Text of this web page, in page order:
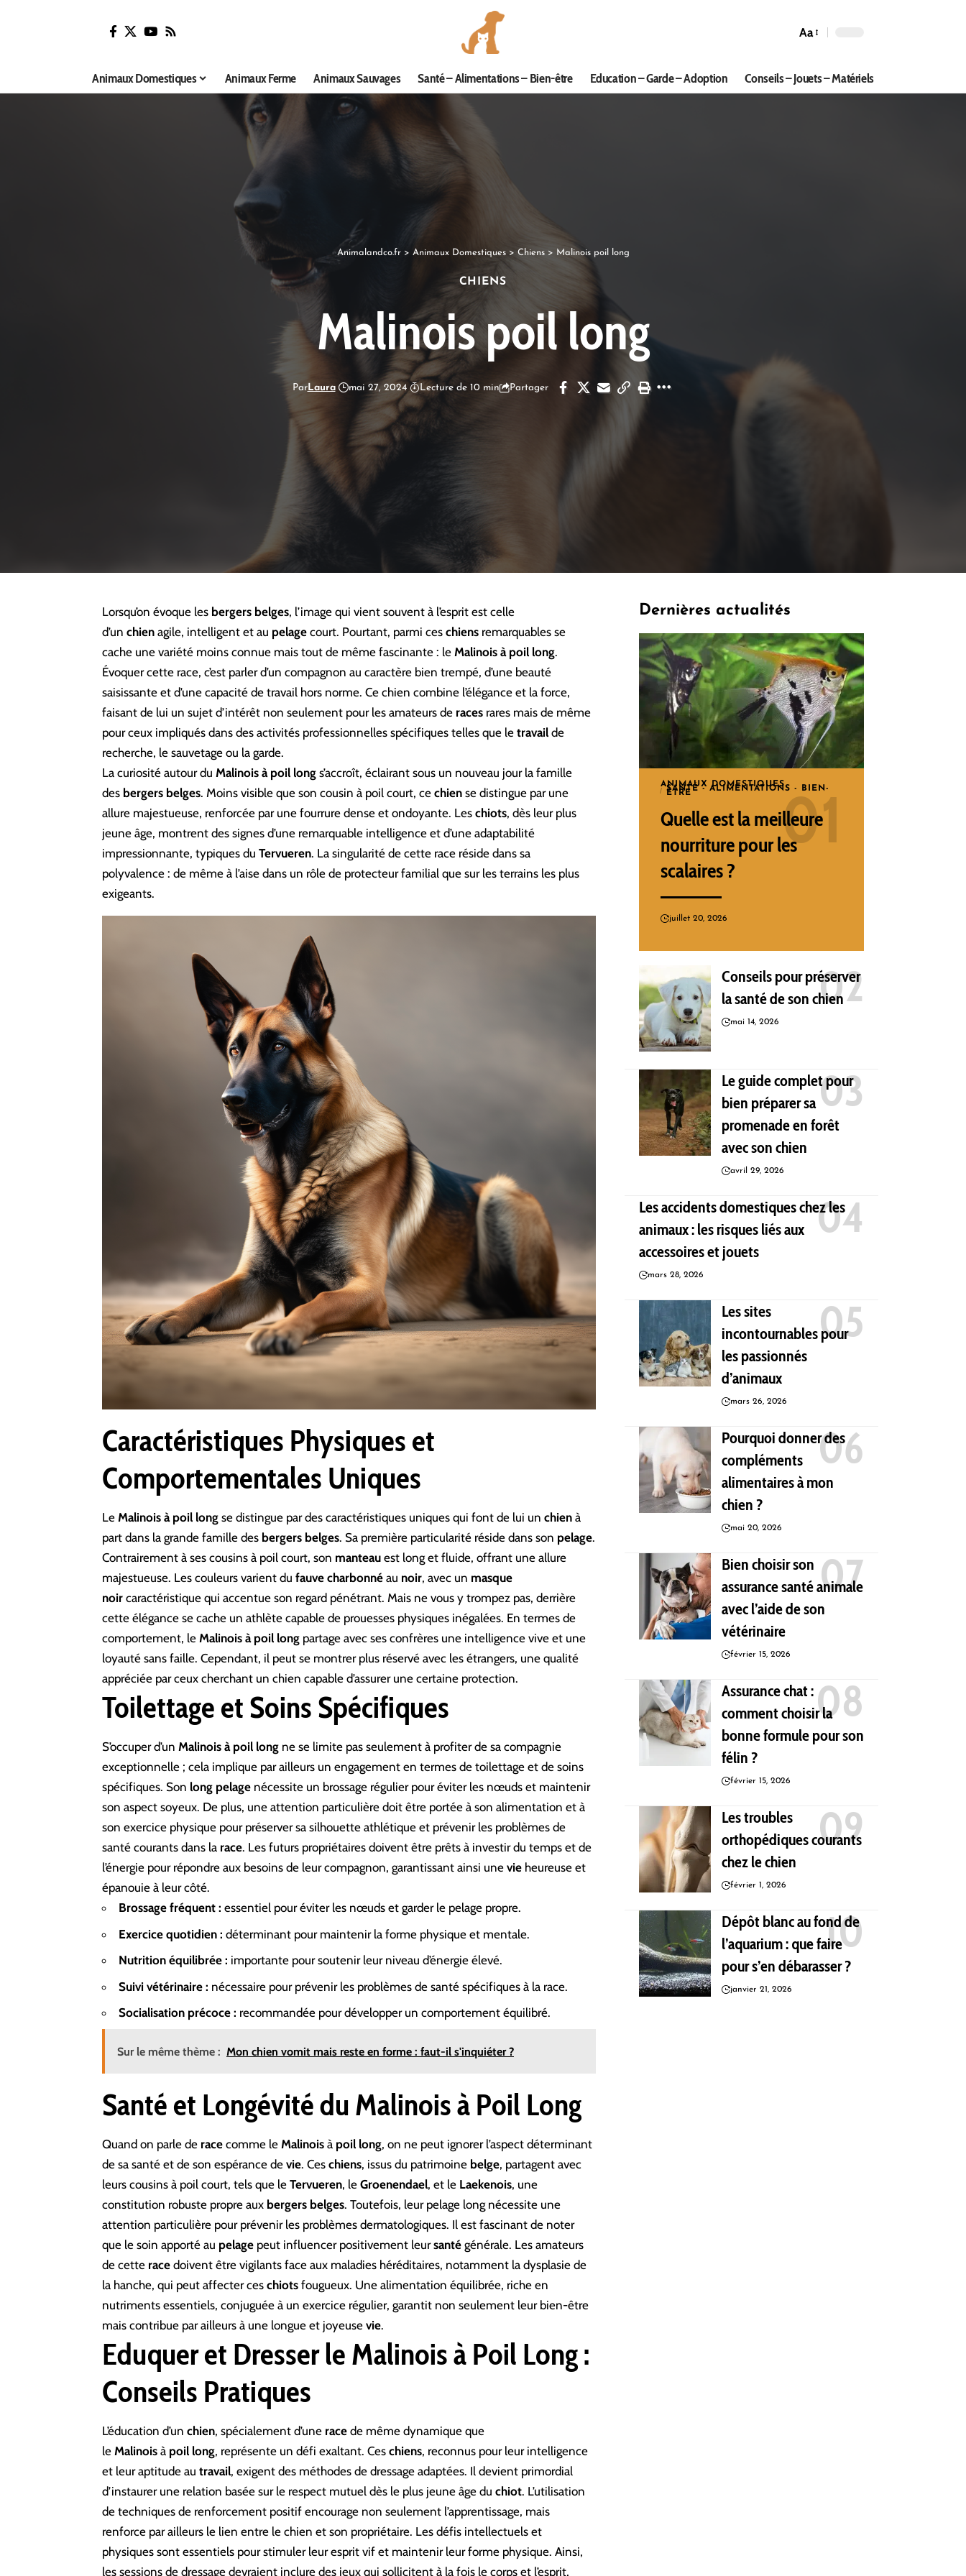
Aa
Animaux Domestiques Animaux Ferme Animaux Sauvages Santé – Alimentations – Bien-être Education – Garde – Adoption Conseils – Jouets – Matériels
Animalandco.fr> Animaux Domestiques> Chiens> Malinois poil long
CHIENS
Malinois poil long
ParLaura mai 27, 2024 Lecture de 10 min Partager
Lorsqu’on évoque les bergers belges, l’image qui vient souvent à l’esprit est celle
d’un chien agile, intelligent et au pelage court. Pourtant, parmi ces chiens remarquables se
cache une variété moins connue mais tout de même fascinante : le Malinois à poil long.
Évoquer cette race, c’est parler d’un compagnon au caractère bien trempé, d’une beauté
saisissante et d’une capacité de travail hors norme. Ce chien combine l’élégance et la force,
faisant de lui un sujet d’intérêt non seulement pour les amateurs de races rares mais de même
pour ceux impliqués dans des activités professionnelles spécifiques telles que le travail de
recherche, le sauvetage ou la garde.
La curiosité autour du Malinois à poil long s’accroît, éclairant sous un nouveau jour la famille
des bergers belges. Moins visible que son cousin à poil court, ce chien se distingue par une
allure majestueuse, renforcée par une fourrure dense et ondoyante. Les chiots, dès leur plus
jeune âge, montrent des signes d’une remarquable intelligence et d’une adaptabilité
impressionnante, typiques du Tervueren. La singularité de cette race réside dans sa
polyvalence : de même à l’aise dans un rôle de protecteur familial que sur les terrains les plus
exigeants.
Caractéristiques Physiques et
Comportementales Uniques
Le Malinois à poil long se distingue par des caractéristiques uniques qui font de lui un chien à
part dans la grande famille des bergers belges. Sa première particularité réside dans son pelage.
Contrairement à ses cousins à poil court, son manteau est long et fluide, offrant une allure
majestueuse. Les couleurs varient du fauve charbonné au noir, avec un masque
noir caractéristique qui accentue son regard pénétrant. Mais ne vous y trompez pas, derrière
cette élégance se cache un athlète capable de prouesses physiques inégalées. En termes de
comportement, le Malinois à poil long partage avec ses confrères une intelligence vive et une
loyauté sans faille. Cependant, il peut se montrer plus réservé avec les étrangers, une qualité
appréciée par ceux cherchant un chien capable d’assurer une certaine protection.
Toilettage et Soins Spécifiques
S’occuper d’un Malinois à poil long ne se limite pas seulement à profiter de sa compagnie
exceptionnelle ; cela implique par ailleurs un engagement en termes de toilettage et de soins
spécifiques. Son long pelage nécessite un brossage régulier pour éviter les nœuds et maintenir
son aspect soyeux. De plus, une attention particulière doit être portée à son alimentation et à
son exercice physique pour préserver sa silhouette athlétique et prévenir les problèmes de
santé courants dans la race. Les futurs propriétaires doivent être prêts à investir du temps et de
l’énergie pour répondre aux besoins de leur compagnon, garantissant ainsi une vie heureuse et
épanouie à leur côté.
Brossage fréquent : essentiel pour éviter les nœuds et garder le pelage propre.
Exercice quotidien : déterminant pour maintenir la forme physique et mentale.
Nutrition équilibrée : importante pour soutenir leur niveau d’énergie élevé.
Suivi vétérinaire : nécessaire pour prévenir les problèmes de santé spécifiques à la race.
Socialisation précoce : recommandée pour développer un comportement équilibré.
Sur le même thème : Mon chien vomit mais reste en forme : faut-il s'inquiéter ?
Santé et Longévité du Malinois à Poil Long
Quand on parle de race comme le Malinois à poil long, on ne peut ignorer l’aspect déterminant
de sa santé et de son espérance de vie. Ces chiens, issus du patrimoine belge, partagent avec
leurs cousins à poil court, tels que le Tervueren, le Groenendael, et le Laekenois, une
constitution robuste propre aux bergers belges. Toutefois, leur pelage long nécessite une
attention particulière pour prévenir les problèmes dermatologiques. Il est fascinant de noter
que le soin apporté au pelage peut influencer positivement leursanté générale. Les amateurs
de cette race doivent être vigilants face aux maladies héréditaires, notamment la dysplasie de
la hanche, qui peut affecter ces chiots fougueux. Une alimentation équilibrée, riche en
nutriments essentiels, conjuguée à un exercice régulier, garantit non seulement leur bien-être
mais contribue par ailleurs à une longue et joyeuse vie.
Eduquer et Dresser le Malinois à Poil Long :
Conseils Pratiques
L’éducation d’un chien, spécialement d’une race de même dynamique que
le Malinois à poil long, représente un défi exaltant. Ces chiens, reconnus pour leur intelligence
et leur aptitude au travail, exigent des méthodes de dressage adaptées. Il devient primordial
d’instaurer une relation basée sur le respect mutuel dès le plus jeune âge du chiot. L’utilisation
de techniques de renforcement positif encourage non seulement l’apprentissage, mais
renforce par ailleurs le lien entre le chien et son propriétaire. Les défis intellectuels et
physiques sont essentiels pour stimuler leur esprit vif et maintenir leur forme physique. Ainsi,
les sessions de dressage devraient inclure des jeux qui sollicitent à la fois le corps et l’esprit,
Dernières actualités
ANIMAUX DOMESTIQUES
SANTÉ - ALIMENTATIONS - BIEN-
ÊTRE
Quelle est la meilleure
nourriture pour les
scalaires ?
juillet 20, 2026
Conseils pour préserver
la santé de son chien
mai 14, 2026
Le guide complet pour
bien préparer sa
promenade en forêt
avec son chien
avril 29, 2026
Les accidents domestiques chez les
animaux : les risques liés aux
accessoires et jouets
mars 28, 2026
Les sites
incontournables pour
les passionnés
d’animaux
mars 26, 2026
Pourquoi donner des
compléments
alimentaires à mon
chien ?
mai 20, 2026
Bien choisir son
assurance santé animale
avec l’aide de son
vétérinaire
février 15, 2026
Assurance chat :
comment choisir la
bonne formule pour son
félin ?
février 15, 2026
Les troubles
orthopédiques courants
chez le chien
février 1, 2026
Dépôt blanc au fond de
l’aquarium : que faire
pour s’en débarasser ?
janvier 21, 2026